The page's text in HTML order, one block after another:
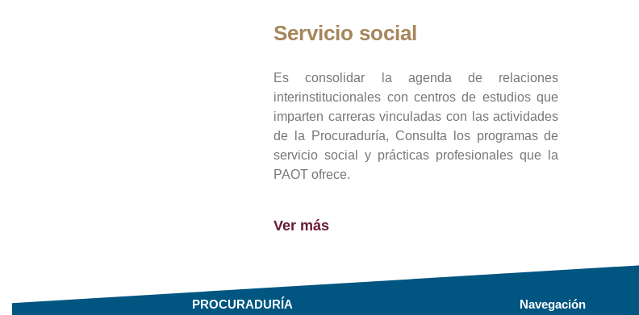
Servicio social
Es consolidar la agenda de relaciones
interinstitucionales con centros de estudios que
imparten carreras vinculadas con las actividades
de la Procuraduría, Consulta los programas de
servicio social y prácticas profesionales que la
PAOT ofrece.
Ver más
PROCURADURÍA Navegación